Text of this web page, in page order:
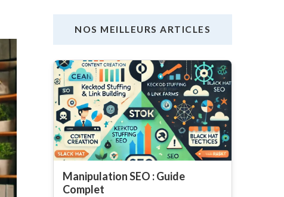
NOS MEILLEURS ARTICLES
Manipulation SEO : Guide
Complet